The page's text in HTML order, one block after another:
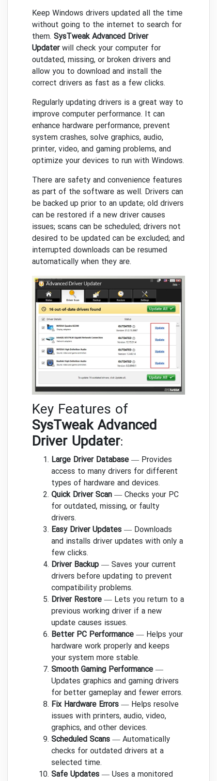
Keep Windows drivers updated all the time
without going to the internet to search for
them. SysTweak Advanced Driver
Updaterwill check your computer for
outdated, missing, or broken drivers and
allow you to download and install the
correct drivers as fast as a few clicks.
Regularly updating drivers is a great way to
improve computer performance. It can
enhance hardware performance, prevent
system crashes, solve graphics, audio,
printer, video, and gaming problems, and
optimize your devices to run with Windows.
There are safety and convenience features
as part of the software as well. Drivers can
be backed up prior to an update; old drivers
can be restored if a new driver causes
issues; scans can be scheduled; drivers not
desired to be updated can be excluded; and
interrupted downloads can be resumed
automatically when they are.
Key Features of
SysTweak Advanced
Driver Updater:
Large Driver Database — Provides
access to many drivers for different
types of hardware and devices.
Quick Driver Scan — Checks your PC
for outdated, missing, or faulty
drivers.
Easy Driver Updates — Downloads
and installs driver updates with only a
few clicks.
Driver Backup — Saves your current
drivers before updating to prevent
compatibility problems.
Driver Restore — Lets you return to a
previous working driver if a new
update causes issues.
Better PC Performance — Helps your
hardware work properly and keeps
your system more stable.
Smooth Gaming Performance —
Updates graphics and gaming drivers
for better gameplay and fewer errors.
Fix Hardware Errors — Helps resolve
issues with printers, audio, video,
graphics, and other devices.
Scheduled Scans — Automatically
checks for outdated drivers at a
selected time.
Safe Updates — Uses a monitored